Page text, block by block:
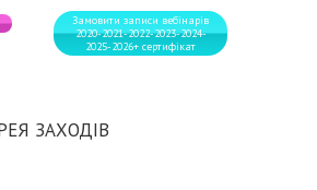
Замовити записи вебінарів
2020-2021-2022-2023-2024-
2025-2026+ сертифікат
ЗАХОДІВ